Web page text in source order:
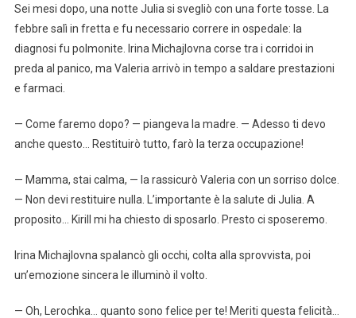
Sei mesi dopo, una notte Julia si svegliò con una forte tosse. La
febbre salì in fretta e fu necessario correre in ospedale: la
diagnosi fu polmonite. Irina Michajlovna corse tra i corridoi in
preda al panico, ma Valeria arrivò in tempo a saldare prestazioni
e farmaci.
— Come faremo dopo? — piangeva la madre. — Adesso ti devo
anche questo… Restituirò tutto, farò la terza occupazione!
— Mamma, stai calma, — la rassicurò Valeria con un sorriso dolce.
— Non devi restituire nulla. L’importante è la salute di Julia. A
proposito… Kirill mi ha chiesto di sposarlo. Presto ci sposeremo.
Irina Michajlovna spalancò gli occhi, colta alla sprovvista, poi
un’emozione sincera le illuminò il volto.
— Oh, Lerochka… quanto sono felice per te! Meriti questa felicità…